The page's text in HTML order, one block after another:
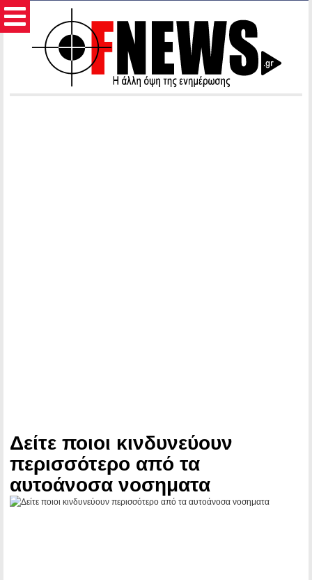
Δείτε ποιοι κινδυνεύουν
περισσότερο από τα
αυτοάνοσα νοσηματα